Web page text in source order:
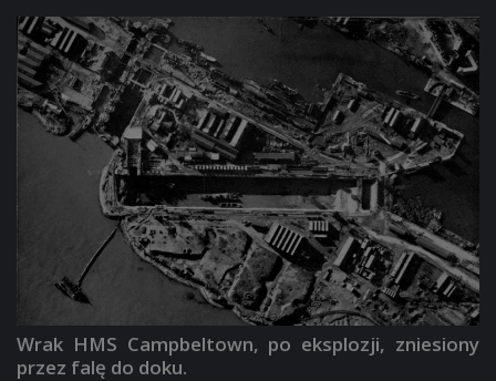
Wrak HMS Campbeltown, po eksplozji, zniesiony
przez falę do doku.